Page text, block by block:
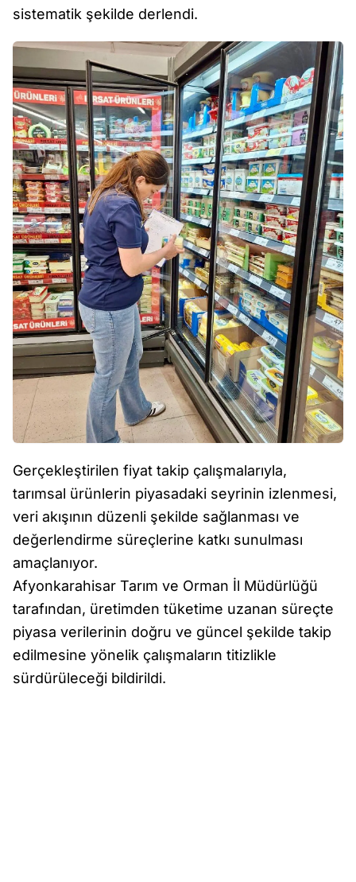
sistematik şekilde derlendi.
Gerçekleştirilen fiyat takip çalışmalarıyla,
tarımsal ürünlerin piyasadaki seyrinin izlenmesi,
veri akışının düzenli şekilde sağlanması ve
değerlendirme süreçlerine katkı sunulması
amaçlanıyor.
Afyonkarahisar Tarım ve Orman İl Müdürlüğü
tarafından, üretimden tüketime uzanan süreçte
piyasa verilerinin doğru ve güncel şekilde takip
edilmesine yönelik çalışmaların titizlikle
sürdürüleceği bildirildi.